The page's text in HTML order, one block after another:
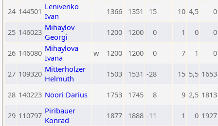
24 144501 Lenivenko
Ivan
1366 1351 15 10 4,5 0
25 146023 Mihaylov
Georgi
1200 1200 0 1 0 0
26 146080 Mihaylova
Ivana
w 1200 1200 0 7 1 0
27 109320 Mitterholzer
Helmuth
1503 1531 -28 15 5,5 1653
28 140223 Noori Darius 1753 1745 8 9 2,5 1813
29 110797 Piribauer
Konrad
1877 1888 -11 1 0 1927